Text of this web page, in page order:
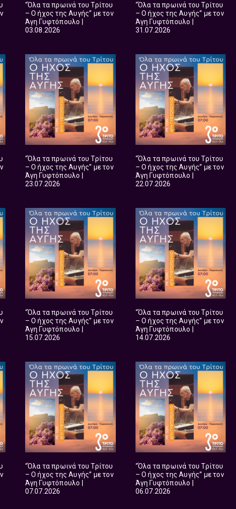
“Όλα τα πρωινά του Τρίτου
– Ο ήχος της Αυγής” με τον
Άγη Γυφτόπουλο |
03.08.2026
“Όλα τα πρωινά του Τρίτου
– Ο ήχος της Αυγής” με τον
Άγη Γυφτόπουλο |
31.07.2026
“Όλα τα πρωινά του Τρίτου
– Ο ήχος της Αυγής” με τον
Άγη Γυφτόπουλο |
23.07.2026
“Όλα τα πρωινά του Τρίτου
– Ο ήχος της Αυγής” με τον
Άγη Γυφτόπουλο |
22.07.2026
“Όλα τα πρωινά του Τρίτου
– Ο ήχος της Αυγής” με τον
Άγη Γυφτόπουλο |
15.07.2026
“Όλα τα πρωινά του Τρίτου
– Ο ήχος της Αυγής” με τον
Άγη Γυφτόπουλο |
14.07.2026
“Όλα τα πρωινά του Τρίτου
– Ο ήχος της Αυγής” με τον
Άγη Γυφτόπουλο |
07.07.2026
“Όλα τα πρωινά του Τρίτου
– Ο ήχος της Αυγής” με τον
Άγη Γυφτόπουλο |
06.07.2026